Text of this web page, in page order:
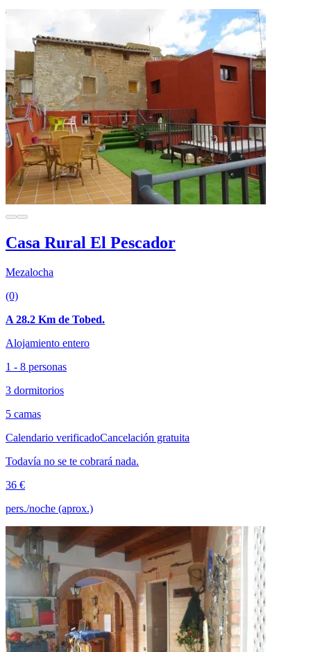
Casa Rural El Pescador
Mezalocha
(0)
A 28.2 Km de Tobed.
Alojamiento entero
1 - 8 personas
3 dormitorios
5 camas
Calendario verificadoCancelación gratuita
Todavía no se te cobrará nada.
36 €
pers./noche (aprox.)